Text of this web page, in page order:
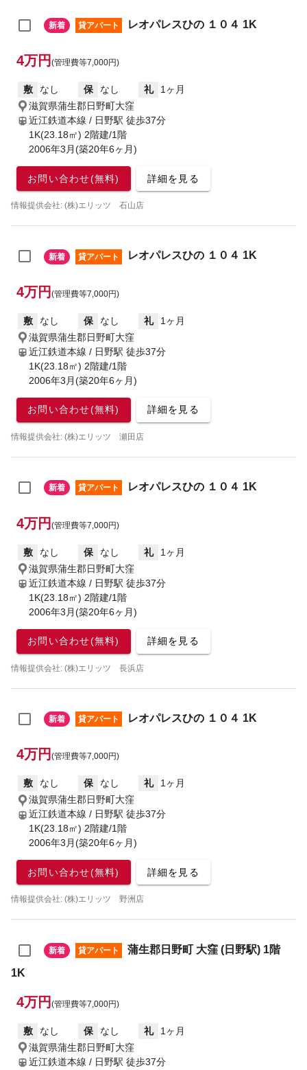
新着 貸アパート レオパレスひの １０４ 1K
4万円 (管理費等7,000円)
敷 なし 保 なし 礼
1ヶ月
滋賀県蒲生郡日野町大窪
近江鉄道本線 / 日野駅 徒歩37分
1K(23.18㎡) 2階建/1階
2006年3月(築20年6ヶ月)
お問い合わせ(無料) 詳細を見る
情報提供会社: (株)エリッツ 石山店
新着 貸アパート レオパレスひの １０４ 1K
4万円 (管理費等7,000円)
敷 なし 保 なし 礼
1ヶ月
滋賀県蒲生郡日野町大窪
近江鉄道本線 / 日野駅 徒歩37分
1K(23.18㎡) 2階建/1階
2006年3月(築20年6ヶ月)
お問い合わせ(無料) 詳細を見る
情報提供会社: (株)エリッツ 瀬田店
新着 貸アパート レオパレスひの １０４ 1K
4万円 (管理費等7,000円)
敷 なし 保 なし 礼
1ヶ月
滋賀県蒲生郡日野町大窪
近江鉄道本線 / 日野駅 徒歩37分
1K(23.18㎡) 2階建/1階
2006年3月(築20年6ヶ月)
お問い合わせ(無料) 詳細を見る
情報提供会社: (株)エリッツ 長浜店
新着 貸アパート レオパレスひの １０４ 1K
4万円 (管理費等7,000円)
敷 なし 保 なし 礼
1ヶ月
滋賀県蒲生郡日野町大窪
近江鉄道本線 / 日野駅 徒歩37分
1K(23.18㎡) 2階建/1階
2006年3月(築20年6ヶ月)
お問い合わせ(無料) 詳細を見る
情報提供会社: (株)エリッツ 野洲店
新着 貸アパート
蒲生郡日野町 大窪 (日野駅) 1階
1K
4万円 (管理費等7,000円)
敷 なし 保 なし 礼
1ヶ月
滋賀県蒲生郡日野町大窪
近江鉄道本線 / 日野駅 徒歩37分